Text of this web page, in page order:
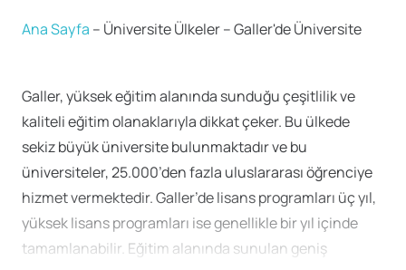
Ana Sayfa – Üniversite Ülkeler–Galler'de Üniversite
Galler, yüksek eğitim alanında sunduğu çeşitlilik ve
kaliteli eğitim olanaklarıyla dikkat çeker. Bu ülkede
sekiz büyük üniversite bulunmaktadır ve bu
üniversiteler, 25.000’den fazla uluslararası öğrenciye
hizmet vermektedir. Galler’de lisans programları üç yıl,
yüksek lisans programları ise genellikle bir yıl içinde
tamamlanabilir. Eğitim alanında sunulan geniş